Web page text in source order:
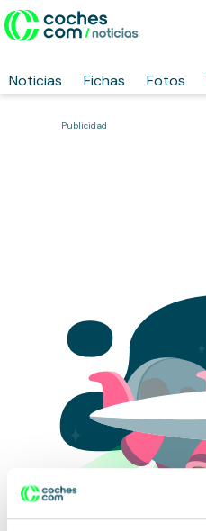
Noticias Fichas Fotos
Publicidad